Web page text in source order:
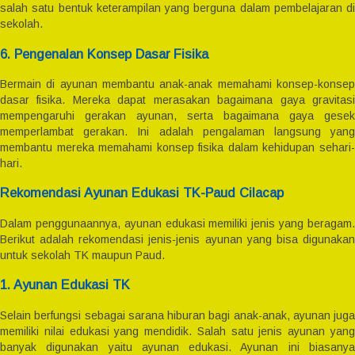
salah satu bentuk keterampilan yang berguna dalam pembelajaran di
sekolah.
6. Pengenalan Konsep Dasar Fisika
Bermain di ayunan membantu anak-anak memahami konsep-konsep
dasar fisika. Mereka dapat merasakan bagaimana gaya gravitasi
mempengaruhi gerakan ayunan, serta bagaimana gaya gesek
memperlambat gerakan. Ini adalah pengalaman langsung yang
membantu mereka memahami konsep fisika dalam kehidupan sehari-
hari.
Rekomendasi Ayunan Edukasi TK-Paud Cilacap
Dalam penggunaannya, ayunan edukasi memiliki jenis yang beragam.
Berikut adalah rekomendasi jenis-jenis ayunan yang bisa digunakan
untuk sekolah TK maupun Paud.
1. Ayunan Edukasi TK
Selain berfungsi sebagai sarana hiburan bagi anak-anak, ayunan juga
memiliki nilai edukasi yang mendidik. Salah satu jenis ayunan yang
banyak digunakan yaitu ayunan edukasi. Ayunan ini biasanya